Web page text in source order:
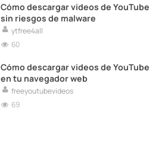
Cómo descargar videos de YouTube
sin riesgos de malware
ytfree4all
60
Cómo descargar videos de YouTube
en tu navegador web
freeyoutubevideos
69